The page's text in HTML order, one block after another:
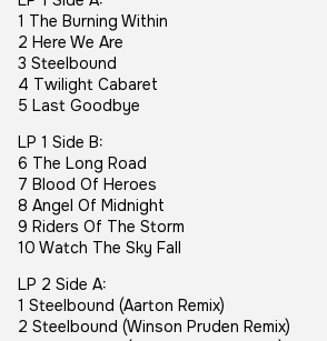
1 The Burning Within
2 Here We Are
3 Steelbound
4 Twilight Cabaret
5 Last Goodbye
LP 1 Side B:
6 The Long Road
7 Blood Of Heroes
8 Angel Of Midnight
9 Riders Of The Storm
10 Watch The Sky Fall
LP 2 Side A:
1 Steelbound (Aarton Remix)
2 Steelbound (Winson Pruden Remix)